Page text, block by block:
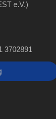
e.V.)
3702891